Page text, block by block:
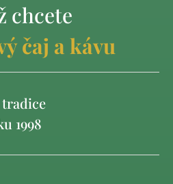
chcete
čaj a kávu
1998